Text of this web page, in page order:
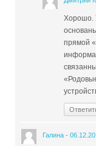
Хорошо.
прямой
Галина -